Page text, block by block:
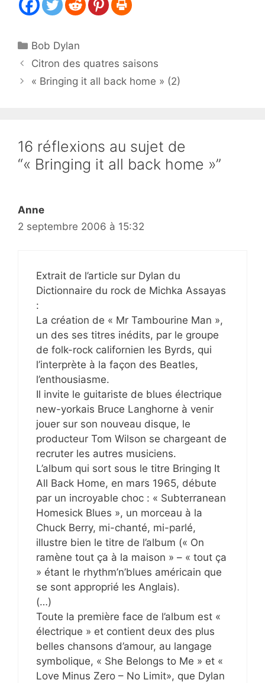
Catégories
Bob Dylan
Citron des quatres saisons
« Bringing it all back home » (2)
16 réflexions au sujet de
“« Bringing it all back home »”
Anne
2 septembre 2006 à 15:32
Extrait de l’article sur Dylan du
Dictionnaire du rock de Michka Assayas
:
La création de « Mr Tambourine Man »,
un des ses titres inédits, par le groupe
de folk-rock californien les Byrds, qui
l’interprète à la façon des Beatles,
l’enthousiasme.
Il invite le guitariste de blues électrique
new-yorkais Bruce Langhorne à venir
jouer sur son nouveau disque, le
producteur Tom Wilson se chargeant de
recruter les autres musiciens.
L’album qui sort sous le titre Bringing It
All Back Home, en mars 1965, débute
par un incroyable choc : « Subterranean
Homesick Blues », un morceau à la
Chuck Berry, mi-chanté, mi-parlé,
illustre bien le titre de l’album (« On
ramène tout ça à la maison » – « tout ça
» étant le rhythm’n’blues américain que
se sont approprié les Anglais).
(…)
Toute la première face de l’album est «
électrique » et contient deux des plus
belles chansons d’amour, au langage
symbolique, « She Belongs to Me » et «
Love Minus Zero – No Limit», que Dylan